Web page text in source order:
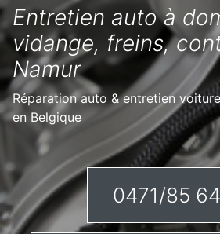
Entretien auto à
vidange, freins,
Namur
Réparation auto & entretien
en Belgique
0471/85